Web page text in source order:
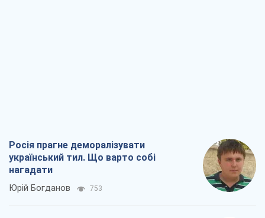
Росія прагне деморалізувати
український тил. Що варто собі
нагадати
Юрій Богданов 753